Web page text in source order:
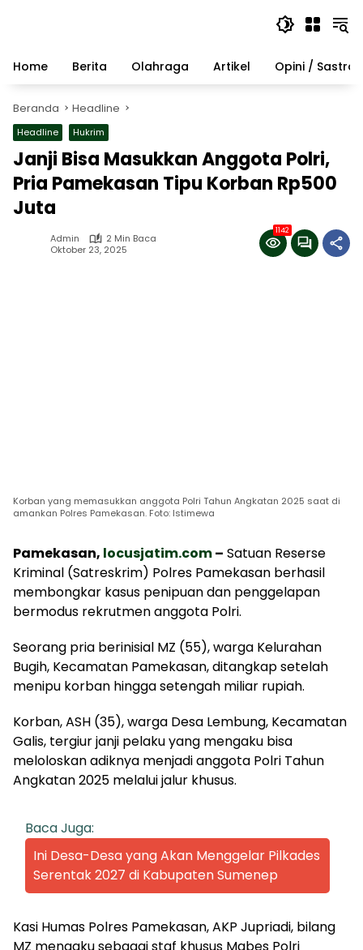
Home
Berita Olahraga Artikel Opini / Sastra
Beranda Headline
Headline Hukrim
Janji Bisa Masukkan Anggota Polri,
Pria Pamekasan Tipu Korban Rp500
Juta
Admin
2 Min Baca
Oktober 23, 2025
1142
Korban yang memasukkan anggota Polri Tahun Angkatan 2025 saat di
amankan Polres Pamekasan. Foto: Istimewa
Pamekasan, locusjatim.com– Satuan Reserse
Kriminal (Satreskrim) Polres Pamekasan berhasil
membongkar kasus penipuan dan penggelapan
bermodus rekrutmen anggota Polri.
Seorang pria berinisial MZ (55), warga Kelurahan
Bugih, Kecamatan Pamekasan, ditangkap setelah
menipu korban hingga setengah miliar rupiah.
Korban, ASH (35), warga Desa Lembung, Kecamatan
Galis, tergiur janji pelaku yang mengaku bisa
meloloskan adiknya menjadi anggota Polri Tahun
Angkatan 2025 melalui jalur khusus.
Baca Juga:
Ini Desa-Desa yang Akan Menggelar Pilkades
Serentak 2027 di Kabupaten Sumenep
Kasi Humas Polres Pamekasan, AKP Jupriadi, bilang
MZ mengaku sebagai staf khusus Mabes Polri